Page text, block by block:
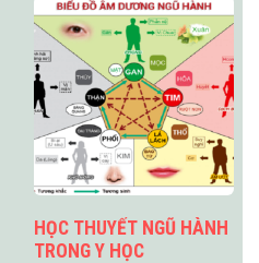
HỌC THUYẾT NGŨ HÀNH
TRONG Y HỌC